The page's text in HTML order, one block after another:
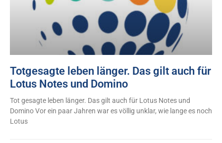
Totgesagte leben länger. Das gilt auch für
Lotus Notes und Domino
Tot gesagte leben länger. Das gilt auch für Lotus Notes und
Domino Vor ein paar Jahren war es völlig unklar, wie lange es noch
Lotus